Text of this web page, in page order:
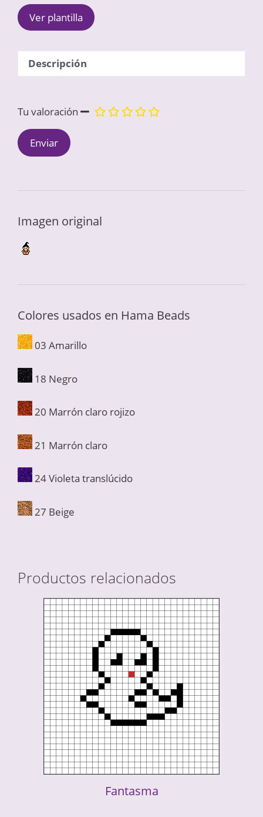
Ver plantilla
Descripción
Tu valoración
Imagen original
Colores usados en Hama Beads
03 Amarillo
18 Negro
20 Marrón claro rojizo
21 Marrón claro
24 Violeta translúcido
27 Beige
Productos relacionados
Fantasma